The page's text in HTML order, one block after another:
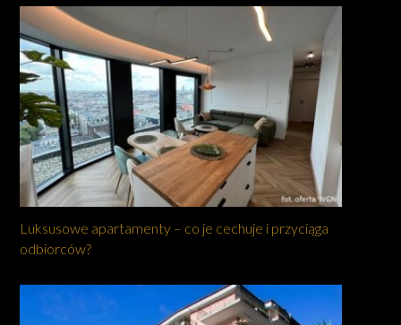
Luksusowe apartamenty – co je cechuje i przyciąga
odbiorców?